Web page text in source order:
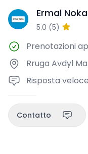
EN Ermal Noka
5.0 (5)
Prenotazioni
Rruga Avdyl
Risposta
Contatto